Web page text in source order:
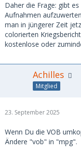
Daher die Frage: gibt
Aufnahmen
man in jüngerer Zeit
colorierten
kostenlose oder
Achilles
Mitglied
23. September 2025
Wenn Du die VOB
Ändere "vob" in "mpg".